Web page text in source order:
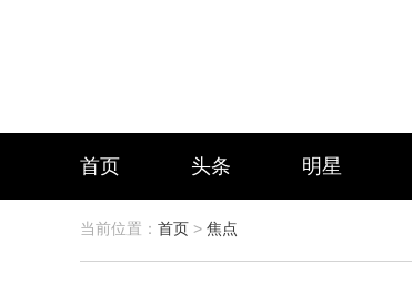
首页 头条 明星
当前位置： 首页 > 焦点